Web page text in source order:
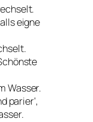
eigne
Wasser.
parier‘,